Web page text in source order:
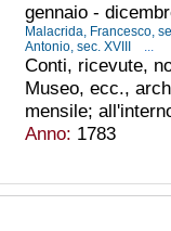
gennaio -
Malacrida, Francesco,
Antonio, sec. XVIII
...
Conti, ricevute,
Museo, ecc.,
mensile;
Anno: 1783